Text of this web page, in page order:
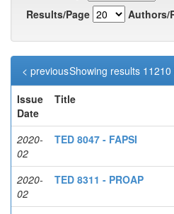
Results/Page
Authors/
Showing results
< previous
Issue
Date
Title
2020-
02
TED 8047 - FAPSI
2020-
02
TED 8311 - PROAP